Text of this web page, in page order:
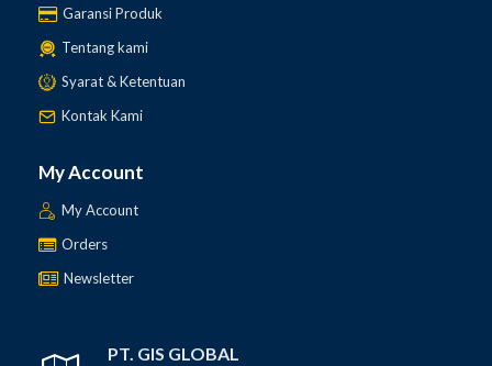
Garansi Produk
Tentang kami
Syarat & Ketentuan
Kontak Kami
My Account
My Account
Orders
Newsletter
PT. GIS GLOBAL